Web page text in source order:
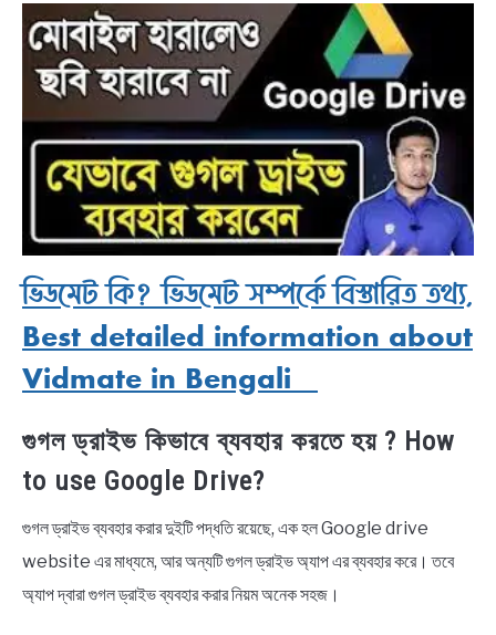
ভিডমেট কি? ভিডমেট সম্পর্কে বিস্তারিত তথ্য,
Best detailed information about
Vidmate in Bengali
গুগল ড্রাইভ কিভাবে ব্যবহার করতে হয় ? How
to use Google Drive?
গুগল ড্রাইভ ব্যবহার করার দুইটি পদ্ধতি রয়েছে, এক হল Google drive
website এর মাধ্যমে, আর অন্যটি গুগল ড্রাইভ অ্যাপ এর ব্যবহার করে। তবে
অ্যাপ দ্বারা গুগল ড্রাইভ ব্যবহার করার নিয়ম অনেক সহজ।